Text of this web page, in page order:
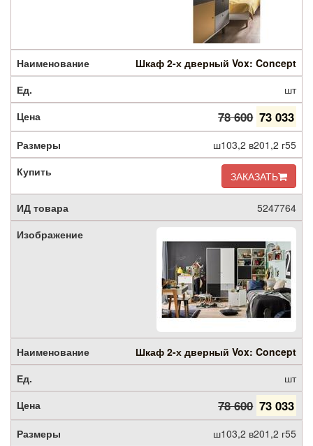
Шкаф 2-х дверный Vox: Concept
шт
78 600 73 033
ш103,2 в201,2 г55
ЗАКАЗАТЬ
5247764
Шкаф 2-х дверный Vox: Concept
шт
78 600 73 033
ш103,2 в201,2 г55